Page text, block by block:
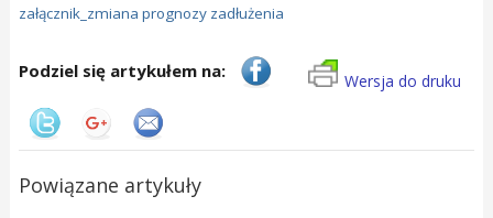
załącznik_zmiana prognozy zadłużenia
Wersja do druku
Podziel się artykułem na:
Powiązane artykuły